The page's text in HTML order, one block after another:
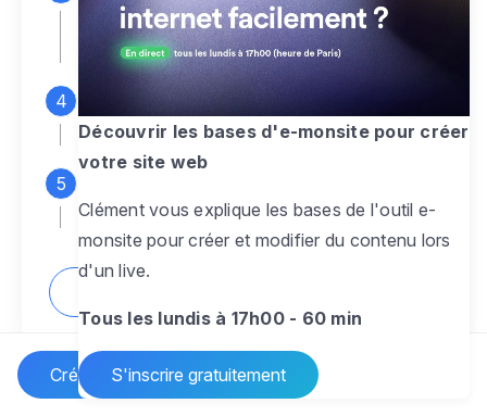
Créer un site Internet
designpour créer un site web sur-mesure,
à votre image
Ajoutez des pagessans limite pour
présenter votre activité, votre passion
pour rendre votre site dynamique
Découvrir les bases d'e-monsite pour créer
votre site web
Clément vous explique les bases de l'outil e-
monsite pour créer et modifier du contenu lors
d'un live.
Tous les lundis à 17h00 - 60 min
S'inscrire gratuitement